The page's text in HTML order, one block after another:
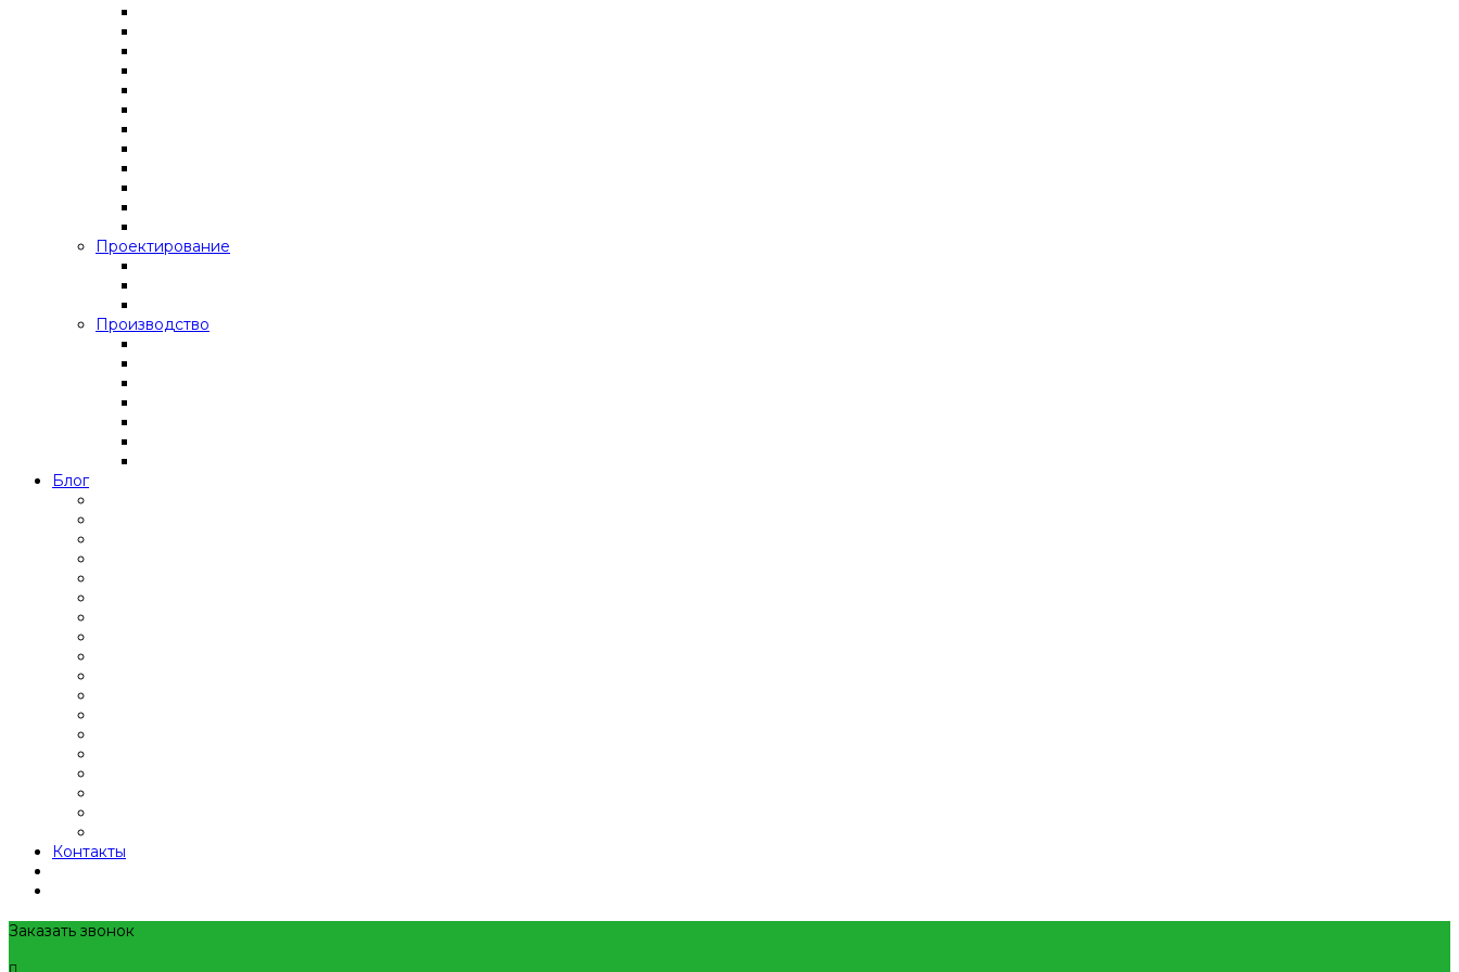
Проектирование
Производство
Блог
Контакты
Заказать звонок